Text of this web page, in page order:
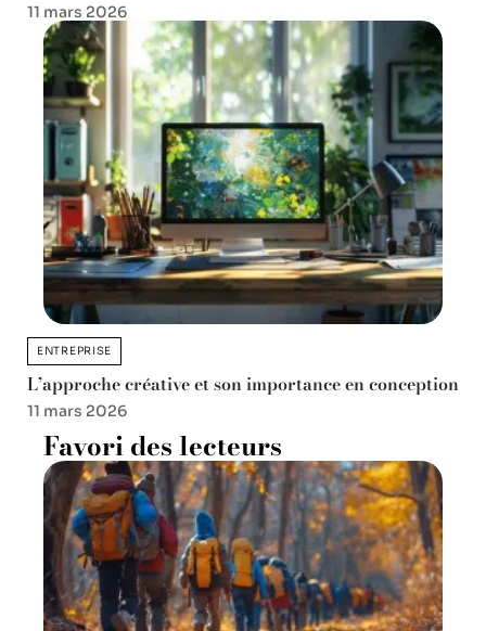
11 mars 2026
ENTREPRISE
L’approche créative et son importance en conception
11 mars 2026
Favori des lecteurs